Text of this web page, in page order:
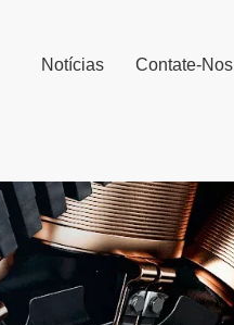
Notícias Contate-Nos